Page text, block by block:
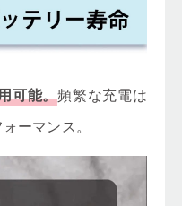
可能。頻繁な充電は
ーマンス。